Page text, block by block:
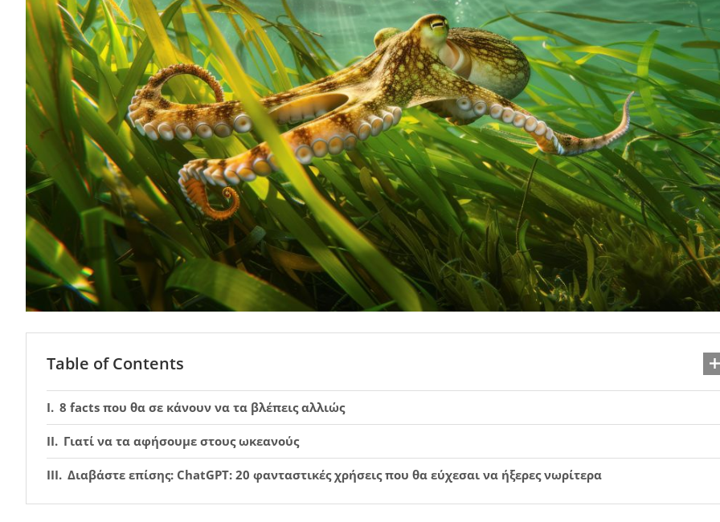
Table of Contents
8 facts που θα σε κάνουν να τα βλέπεις αλλιώς
Γιατί να τα αφήσουμε στους ωκεανούς
Διαβάστε επίσης: ChatGPT: 20 φανταστικές χρήσεις που θα εύχεσαι να ήξερες νωρίτερα